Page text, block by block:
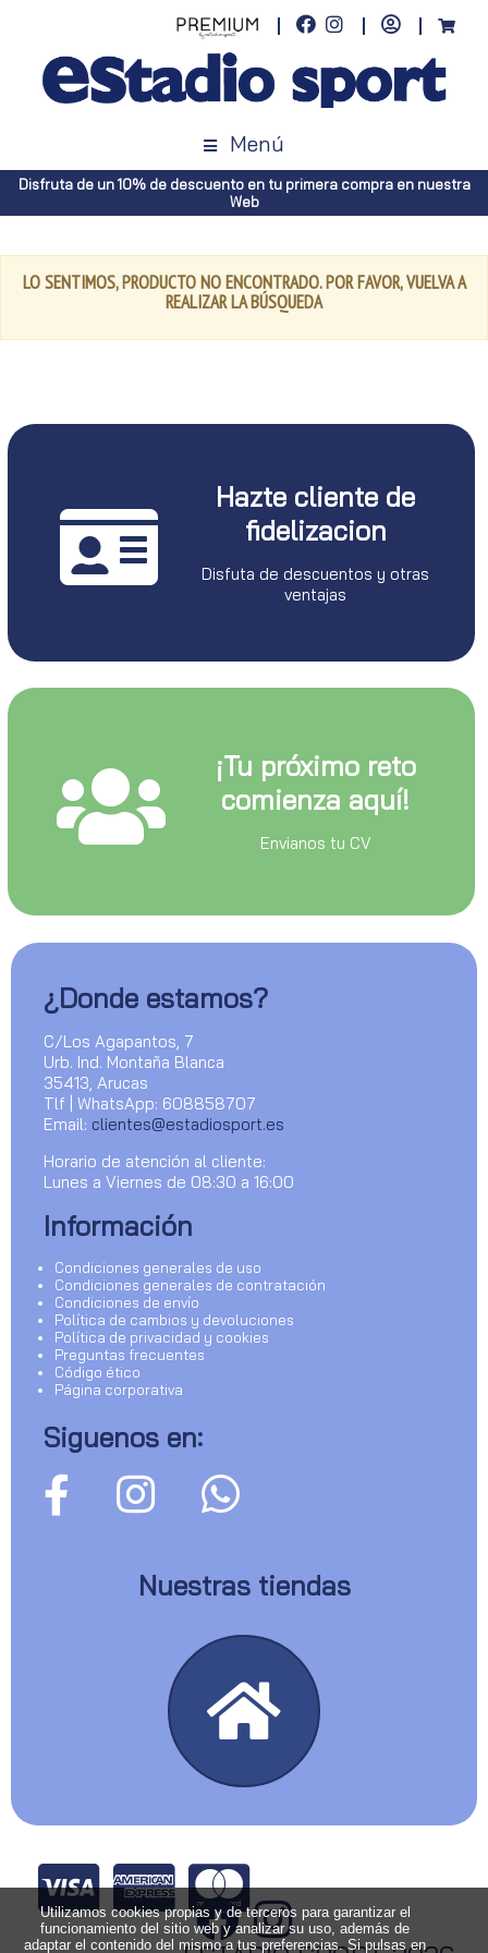
Menú
Disfruta de un 10% de descuento en tu primera compra en nuestra
Web
LO SENTIMOS, PRODUCTO NO ENCONTRADO. POR FAVOR, VUELVA A
REALIZAR LA BÚSQUEDA
Hazte cliente de
fidelizacion
Disfuta de descuentos y otras
ventajas
¡Tu próximo reto
comienza aquí!
Envianos tu CV
¿Donde estamos?
C/Los Agapantos, 7
Urb. Ind. Montaña Blanca
35413, Arucas
Tlf | WhatsApp: 608858707
Email: clientes@estadiosport.es
Horario de atención al cliente:
Lunes a Viernes de 08:30 a 16:00
Información
Condiciones generales de uso
Condiciones generales de contratación
Condiciones de envío
Política de cambios y devoluciones
Política de privacidad y cookies
Preguntas frecuentes
Código ético
Página corporativa
Siguenos en:
Nuestras tiendas
Utilizamos cookies propias y de terceros para garantizar el
funcionamiento del sitio web y analizar su uso, además de
adaptar el contenido del mismo a tus preferencias. Si pulsas en